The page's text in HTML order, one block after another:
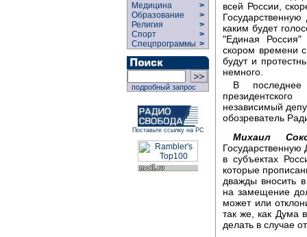
Медицина
>
Образование
>
Религия
>
Спорт
>
Спецпрограммы >
подробный запрос
Поставьте ссылку на РС
всей России,
каким будет
"Единая
скором времени
будут и
немного.
В
независимый
обозреватель
Михаил
в субъектах
которые
дважды вносить
на замещение
может или
так же, как Дума
делать в случае